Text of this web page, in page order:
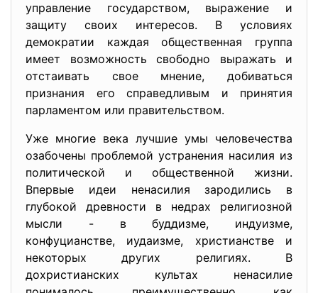
управление государством, выражение и
защиту своих интересов. В условиях
демократии каждая общественная группа
имеет возможность свободно выражать и
отстаивать свое мнение, добиваться
признания его справедливым и принятия
парламентом или правительством.
Уже многие века лучшие умы человечества
озабочены проблемой устранения насилия из
политической и общественной жизни.
Впервые идеи ненасилия зародились в
глубокой древности в недрах религиозной
мысли - в буддизме, индуизме,
конфуцианстве, иудаизме, христианстве и
некоторых других религиях. В
дохристианских культах ненасилие